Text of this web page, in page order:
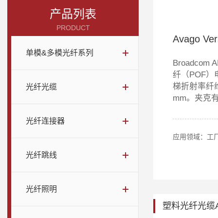
产品列表
PRODUCT
单模&多模光纤系列
光纤光缆
光纤连接器
光纤跳线
光纤照明
Avago
Broadcom
纤（POF）
梯折射率纤
mm。夹克
应用领域：工
塑料光纤光缆